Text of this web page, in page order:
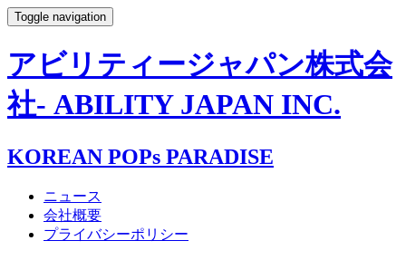
Toggle navigation
アビリティージャパン株式会
社- ABILITY JAPAN INC.
KOREAN POPs PARADISE
ニュース
会社概要
プライバシーポリシー